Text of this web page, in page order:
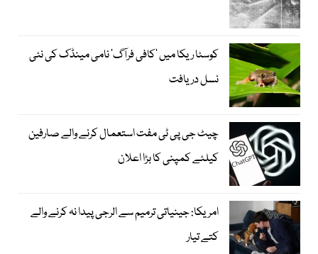
کوسٹا ریکا میں 'کافی فرآگ' نامی مینڈک کی نئی
نسل دریافت
چیٹ جی پی ٹی مفت استعمال کرنے والے صارفین
کیلئے کمپنی کا بڑا اعلان
امریکا: جینیاتی ترمیم سے الرجی پیدا نہ کرنے والے
کتے تیار